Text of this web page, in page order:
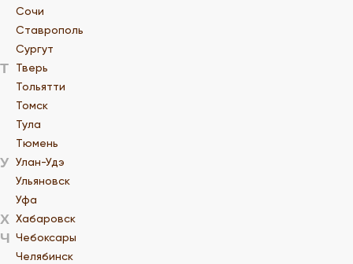
Сочи
Ставрополь
Сургут
Т
Тверь
Тольятти
Томск
Тула
Тюмень
У
Улан-Удэ
Ульяновск
Уфа
Х Хабаровск
Ч Чебоксары
Челябинск